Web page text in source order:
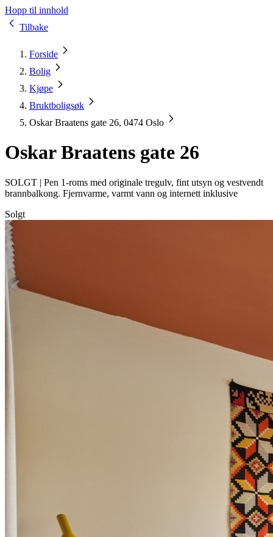
Hopp til innhold
Tilbake
Forside
Bolig
Kjøpe
Bruktboligsøk
Oskar Braatens gate 26, 0474 Oslo
Oskar Braatens gate 26
SOLGT | Pen 1-roms med originale tregulv, fint utsyn og vestvendt
brannbalkong. Fjernvarme, varmt vann og internett inklusive
Solgt